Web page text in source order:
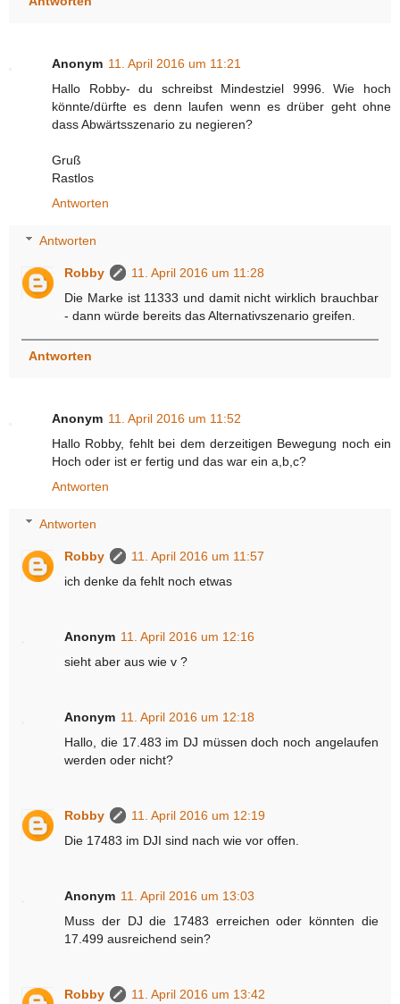
Anonym 11. April 2016 um 11:21
Hallo Robby- du schreibst Mindestziel 9996. Wie hoch
könnte/dürfte es denn laufen wenn es drüber geht ohne
dass Abwärtsszenario zu negieren?
Gruß
Rastlos
Antworten
Antworten
Robby
11. April 2016 um 11:28
Die Marke ist 11333 und damit nicht wirklich brauchbar
- dann würde bereits das Alternativszenario greifen.
Antworten
Anonym 11. April 2016 um 11:52
Hallo Robby, fehlt bei dem derzeitigen Bewegung noch ein
Hoch oder ist er fertig und das war ein a,b,c?
Antworten
Antworten
Robby
11. April 2016 um 11:57
ich denke da fehlt noch etwas
Anonym 11. April 2016 um 12:16
sieht aber aus wie v ?
Anonym 11. April 2016 um 12:18
Hallo, die 17.483 im DJ müssen doch noch angelaufen
werden oder nicht?
Robby
11. April 2016 um 12:19
Die 17483 im DJI sind nach wie vor offen.
Anonym 11. April 2016 um 13:03
Muss der DJ die 17483 erreichen oder könnten die
17.499 ausreichend sein?
Robby 11. April 2016 um 13:42